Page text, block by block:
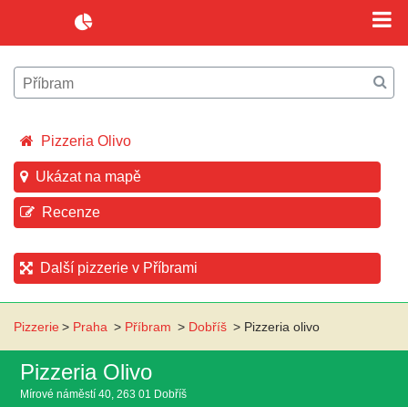
Pizzeria Olivo
Ukázat na mapě
Recenze
Další pizzerie v Příbrami
Pizzerie> Praha > Příbram > Dobříš > Pizzeria olivo
Pizzeria Olivo
Mírové náměstí 40, 263 01 Dobříš